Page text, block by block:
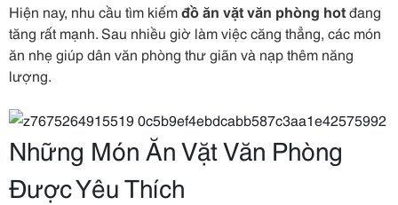
Hiện nay, nhu cầu tìm kiếmđồ ăn vặt văn phòng hotđang
tăng rất mạnh. Sau nhiều giờ làm việc căng thẳng, các món
ăn nhẹ giúp dân văn phòng thư giãn và nạp thêm năng
lượng.
Những Món Ăn Vặt Văn Phòng
Được Yêu Thích